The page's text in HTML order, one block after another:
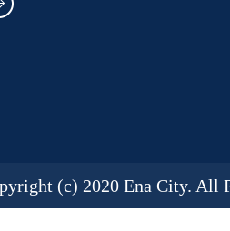
(c) 2020 Ena City. All